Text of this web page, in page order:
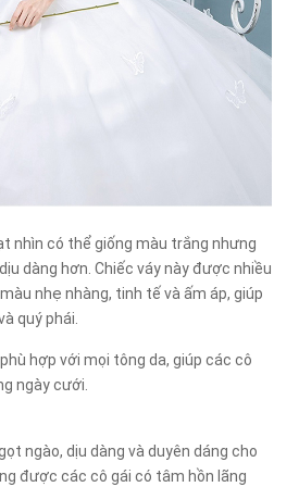
nhìn có thể giống màu trắng nhưng
dàng hơn. Chiếc váy này được nhiều
nhẹ nhàng, tinh tế và ấm áp, giúp
quý phái.
hợp với mọi tông da, giúp các cô
ngày cưới.
ngào, dịu dàng và duyên dáng cho
được các cô gái có tâm hồn lãng